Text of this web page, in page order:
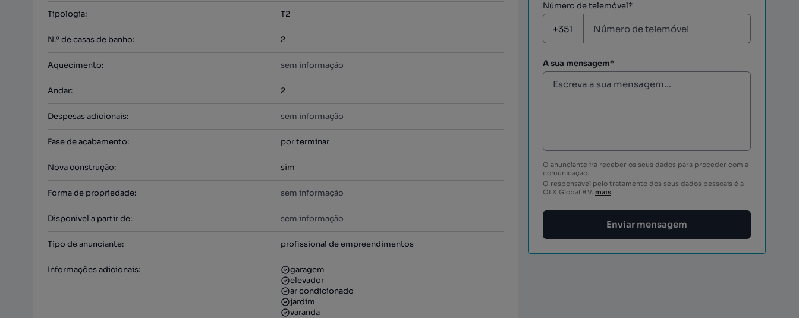
Tipologia: T2
N.º de casas de banho: 2
Aquecimento: sem informação
Andar: 2
Despesas adicionais: sem informação
Fase de acabamento: por terminar
Nova construção: sim
Forma de propriedade: sem informação
Disponível a partir de: sem informação
Tipo de anunciante: profissional de empreendimentos
Informações adicionais:
garagem
elevador
ar condicionado
jardim
varanda
Número de telemóvel*
A sua mensagem*
O anunciante irá receber os seus dados para proceder com a
comunicação.
O responsável pelo tratamento dos seus dados pessoais é a
OLX Global B.V. mais
Enviar mensagem